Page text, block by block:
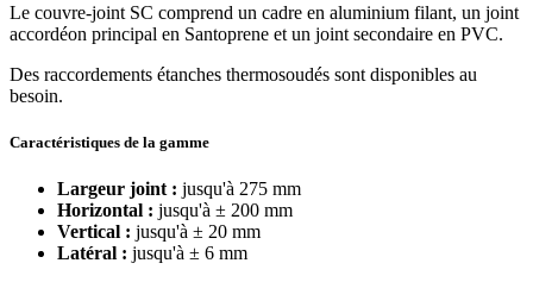
Le couvre-joint SC comprend un cadre en aluminium filant, un joint
accordéon principal en Santoprene et un joint secondaire en PVC.
Des raccordements étanches thermosoudés sont disponibles au
besoin.
Caractéristiques de la gamme
Largeur joint : jusqu'à 275 mm
Horizontal : jusqu'à ± 200 mm
Vertical : jusqu'à ± 20 mm
Latéral : jusqu'à ± 6 mm